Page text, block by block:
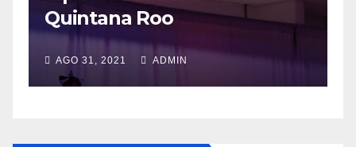
veda por consulta popular
JUL 20, 2021 ADMIN